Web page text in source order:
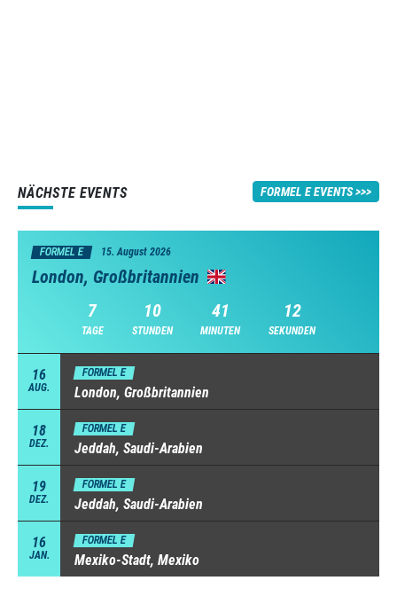
NÄCHSTE EVENTS FORMEL E EVENTS
FORMEL E 15. August 2026
London, Großbritannien
7
TAGE
10
STUNDEN
41
MINUTEN
11
SEKUNDEN
16
AUG.
FORMEL E
London, Großbritannien
18
DEZ.
FORMEL E
Jeddah, Saudi-Arabien
19
DEZ.
FORMEL E
Jeddah, Saudi-Arabien
16
JAN.
FORMEL E
Mexiko-Stadt, Mexiko